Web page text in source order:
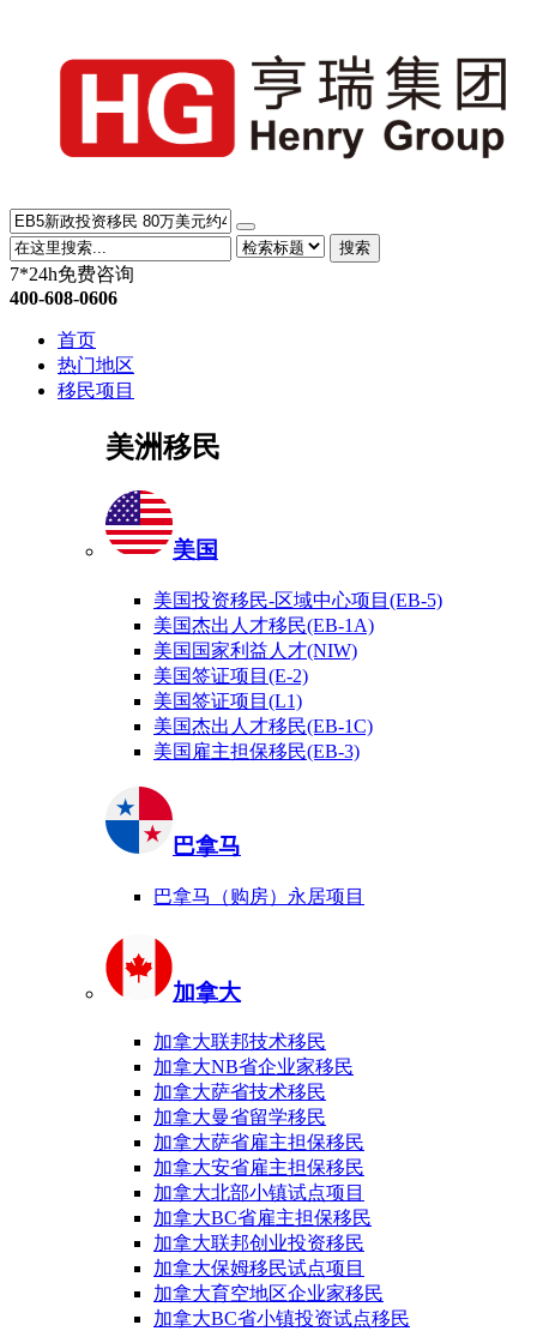
搜索
7*24h免费咨询
400-608-0606
首页
热门地区
移民项目
美洲移民
美国
美国投资移民-区域中心项目(EB-5)
美国杰出人才移民(EB-1A)
美国国家利益人才(NIW)
美国签证项目(E-2)
美国签证项目(L1)
美国杰出人才移民(EB-1C)
美国雇主担保移民(EB-3)
巴拿马
巴拿马（购房）永居项目
加拿大
加拿大联邦技术移民
加拿大NB省企业家移民
加拿大萨省技术移民
加拿大曼省留学移民
加拿大萨省雇主担保移民
加拿大安省雇主担保移民
加拿大北部小镇试点项目
加拿大BC省雇主担保移民
加拿大联邦创业投资移民
加拿大保姆移民试点项目
加拿大育空地区企业家移民
加拿大BC省小镇投资试点移民